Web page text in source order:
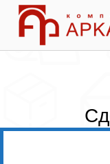
content
Home